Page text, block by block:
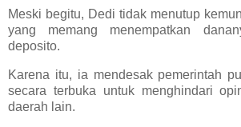
Meski begitu, Dedi tidak menutup
yang memang menempatkan
deposito.
Karena itu, ia mendesak pemerintah
secara terbuka untuk menghindari
daerah lain.